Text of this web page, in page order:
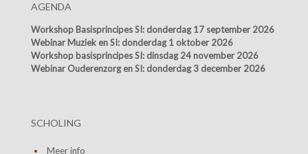
AGENDA
Workshop Basisprincipes SI: donderdag 17 september 2026
Webinar Muziek en SI: donderdag 1 oktober 2026
Workshop basisprincipes SI: dinsdag 24 november 2026
Webinar Ouderenzorg en SI: donderdag 3 december 2026
SCHOLING
Meer info